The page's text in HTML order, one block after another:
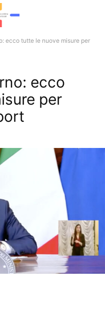
ecco tutte le nuove misure per
ecco
per